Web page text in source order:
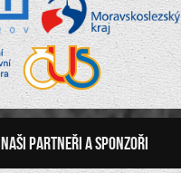
Naši partneři a sponzoři